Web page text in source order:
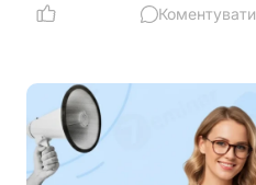
Коментувати